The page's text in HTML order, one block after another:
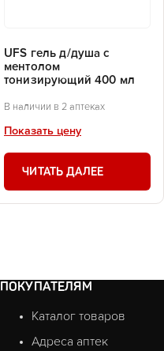
UFS гель д/душа с
ментолом
тонизирующий 400 мл
В наличии в 2 аптеках
Показать цену
ЧИТАТЬ ДАЛЕЕ
ПОКУПАТЕЛЯМ
Каталог товаров
Адреса аптек